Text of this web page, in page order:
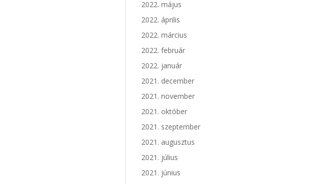
2022. május
2022. április
2022. március
2022. február
2022. január
2021. december
2021. november
2021. október
2021. szeptember
2021. augusztus
2021. július
2021. június